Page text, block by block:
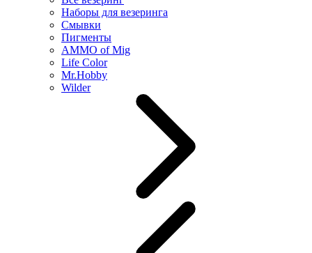
Наборы для везеринга
Смывки
Пигменты
AMMO of Mig
Life Color
Mr.Hobby
Wilder